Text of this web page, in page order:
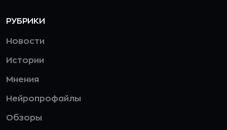
РУБРИКИ
Новости
Истории
Мнения
Нейропрофайлы
Обзоры